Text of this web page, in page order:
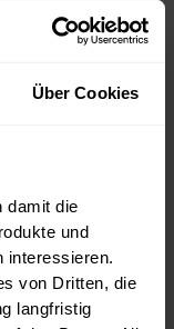
Über Cookies
damit die
und
interessieren.
von Dritten, die
langfristig
Innentaste
r für
e -